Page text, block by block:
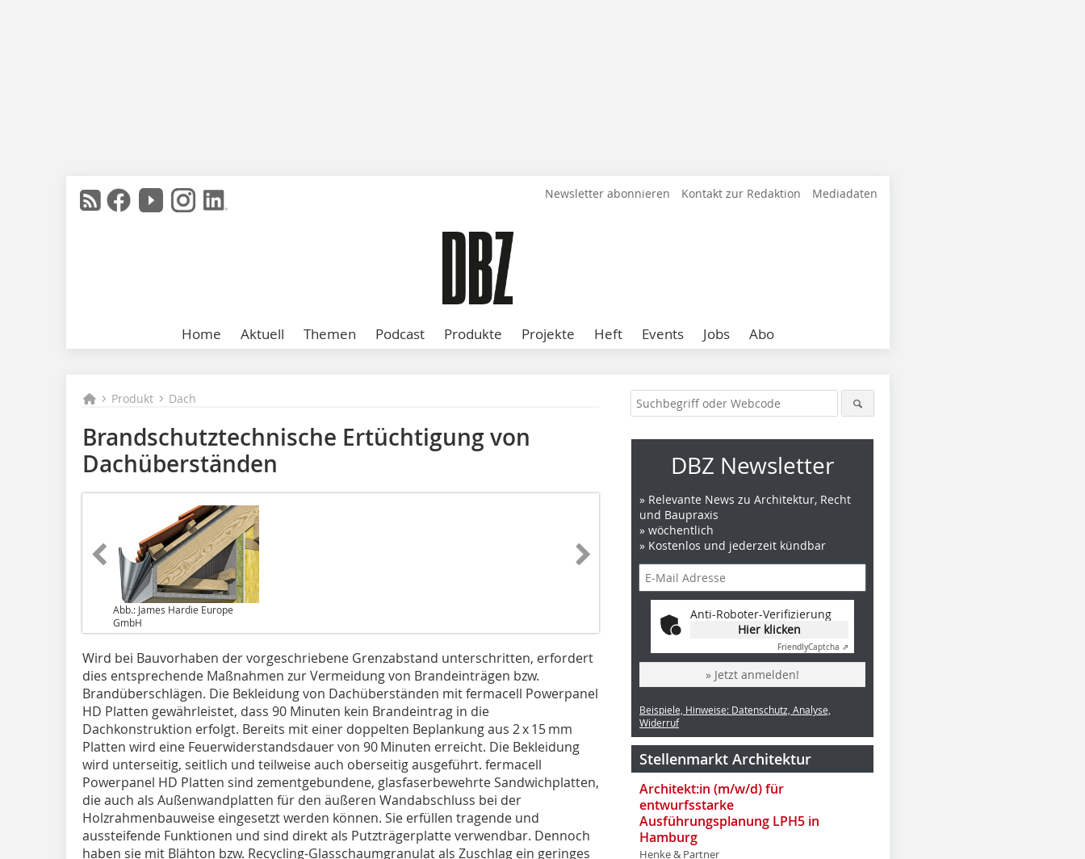
Newsletter abonnieren Kontakt zur Redaktion Mediadaten
Home Aktuell Themen Podcast Produkte Projekte Heft Events Jobs Abo
Produkt Dach
Brandschutztechnische Ertüchtigung von
Dachüberständen
Abb.: James Hardie Europe
GmbH
Wird bei Bauvorhaben der vorgeschriebene Grenzabstand unterschritten, erfordert
dies entsprechende Maßnahmen zur Vermeidung von Brandeinträgen bzw.
Brandüberschlägen. Die Bekleidung von Dachüberständen mit fermacell Powerpanel
HD Platten gewährleistet, dass 90 Minuten kein Brandeintrag in die
Dachkonstruktion erfolgt. Bereits mit einer doppelten Beplankung aus 2 x 15 mm
Platten wird eine Feuerwiderstandsdauer von 90 Minuten erreicht. Die Bekleidung
wird unterseitig, seitlich und teilweise auch oberseitig ausgeführt. fermacell
Powerpanel HD Platten sind zementgebundene, glasfaserbewehrte Sandwichplatten,
die auch als Außenwandplatten für den äußeren Wandabschluss bei der
Holzrahmenbauweise eingesetzt werden können. Sie erfüllen tragende und
aussteifende Funktionen und sind direkt als Putzträgerplatte verwendbar. Dennoch
haben sie mit Blähton bzw. Recycling-Glasschaumgranulat als Zuschlag ein geringes
DBZ Newsletter
» Relevante News zu Architektur, Recht
und Baupraxis
» wöchentlich
» Kostenlos und jederzeit kündbar
Anti-Roboter-Verifizierung
Hier klicken
FriendlyCaptcha ⇗
» Jetzt anmelden!
Beispiele, Hinweise: Datenschutz, Analyse,
Widerruf
Stellenmarkt Architektur
Architekt:in (m/w/d) für
entwurfsstarke
Ausführungsplanung LPH5 in
Hamburg
Henke & Partner